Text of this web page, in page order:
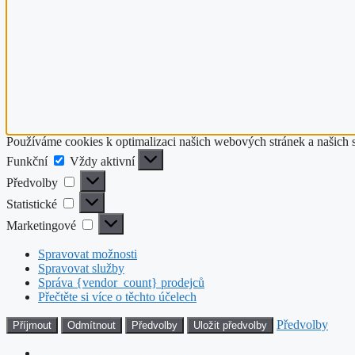
Používáme cookies k optimalizaci našich webových stránek a našich
Funkční
Funkční
Vždy aktivní
Předvolby
Předvolby
Statistické Statistické
Marketingové Marketingové
Spravovat možnosti
Spravovat služby
Správa {vendor_count} prodejců
Přečtěte si více o těchto účelech
Příjmout Odmítnout Předvolby Uložit předvolby Předvolby